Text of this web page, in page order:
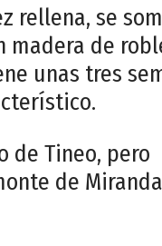
rellena, se
madera de
unas tres
de Tineo, pero
de